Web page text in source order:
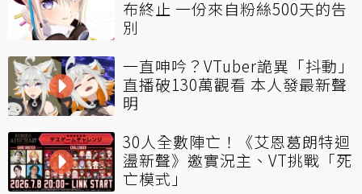
布終止 一份來自粉絲500天的告
別
一直呻吟？VTuber詭異「抖動」
直播破130萬觀看 本人發最新聲
明
30人全數陣亡！《艾恩葛朗特迴
盪新聲》邀實況主、VT挑戰「死
亡模式」